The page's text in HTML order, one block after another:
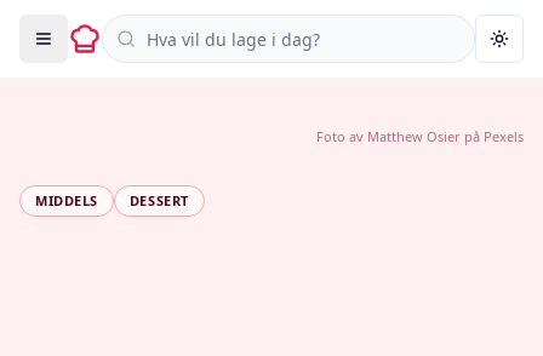
Søk i oppskrifter
MIDDELS DESSERT
Foto av Matthew Osier på Pexels